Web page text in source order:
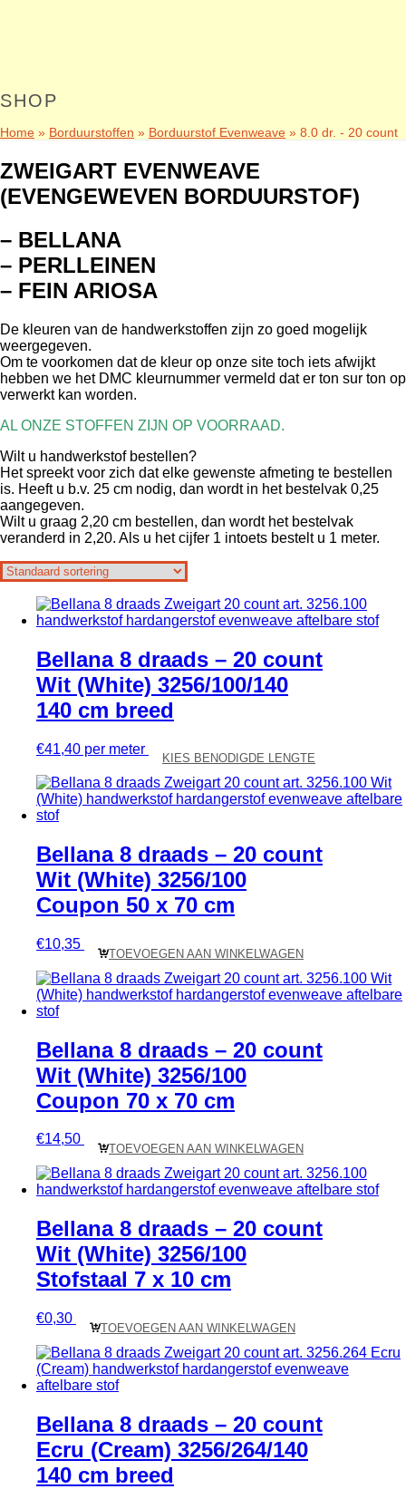
SHOP
Home » Borduurstoffen » Borduurstof Evenweave » 8.0 dr. - 20 count
ZWEIGART EVENWEAVE
(EVENGEWEVEN BORDUURSTOF)
– BELLANA
– PERLLEINEN
– FEIN ARIOSA
De kleuren van de handwerkstoffen zijn zo goed mogelijk
weergegeven.
Om te voorkomen dat de kleur op onze site toch iets afwijkt
hebben we het DMC kleurnummer vermeld dat er ton sur ton op
verwerkt kan worden.
AL ONZE STOFFEN ZIJN OP VOORRAAD.
Wilt u handwerkstof bestellen?
Het spreekt voor zich dat elke gewenste afmeting te bestellen
is. Heeft u b.v. 25 cm nodig, dan wordt in het bestelvak 0,25
aangegeven.
Wilt u graag 2,20 cm bestellen, dan wordt het bestelvak
veranderd in 2,20. Als u het cijfer 1 intoets bestelt u 1 meter.
Bellana 8 draads – 20 count
Wit (White) 3256/100/140
140 cm breed
€41,40 per meter
KIES BENODIGDE LENGTE
Bellana 8 draads – 20 count
Wit (White) 3256/100
Coupon 50 x 70 cm
€10,35
TOEVOEGEN AAN WINKELWAGEN
Bellana 8 draads – 20 count
Wit (White) 3256/100
Coupon 70 x 70 cm
€14,50
TOEVOEGEN AAN WINKELWAGEN
Bellana 8 draads – 20 count
Wit (White) 3256/100
Stofstaal 7 x 10 cm
€0,30
TOEVOEGEN AAN WINKELWAGEN
Bellana 8 draads – 20 count
Ecru (Cream) 3256/264/140
140 cm breed